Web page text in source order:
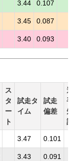
3.44 0.107
3.45 0.087
3.40 0.093
ス
タ
ー
ト
試走タ
イム
試走
偏差
選
手
短
評
3.47 0.101
3.43 0.091